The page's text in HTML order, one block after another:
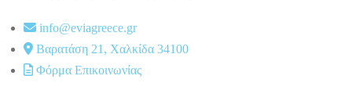
info@eviagreece.gr
Βαρατάση 21, Χαλκίδα 34100
Φόρμα Επικοινωνίας